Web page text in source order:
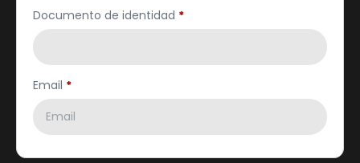
Documento de identidad *
Email *